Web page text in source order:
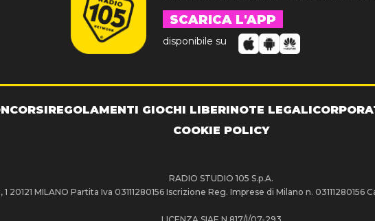
SCARICA L'APP
disponibile su
REGOLAMENTI GIOCHI LIBERINOTE LEGALI
COOKIE POLICY
RADIO STUDIO 105 S.p.A.
20121 MILANO Partita Iva 03111280156 Iscrizione Reg. Imprese di Milano n.